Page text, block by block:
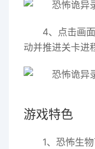
4、点击画
动并推进关卡进
游戏特色
1、恐怖生